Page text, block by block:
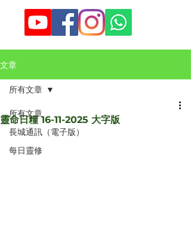
文章
所有文章
長城通訊（電子版）
每日靈修
所有文章
靈命日糧 16-11-2025 大字版